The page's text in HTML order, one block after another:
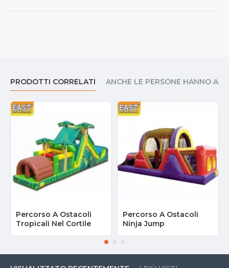
PRODOTTI CORRELATI ANCHE LE PERSONE HANNO
Percorso A Ostacoli
Tropicali Nel Cortile
Percorso A Ostacoli
Ninja Jump